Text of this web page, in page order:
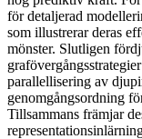
för detaljerad
som illustrerar deras
mönster. Slutligen
parallellisering av
genomgångsordning
Tillsammans främjar